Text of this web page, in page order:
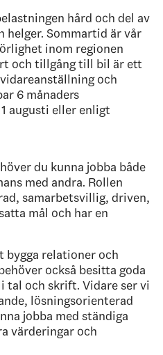
hård och del av
helger. Sommartid är vår
inom regionen
och tillgång till bil är ett
och
6 månaders
augusti eller enligt
du kunna jobba både
med andra. Rollen
samarbetsvillig, driven,
mål och har en
bygga relationer och
också besitta goda
tal och skrift. Vidare ser vi
lösningsorienterad
jobba med ständiga
värderingar och